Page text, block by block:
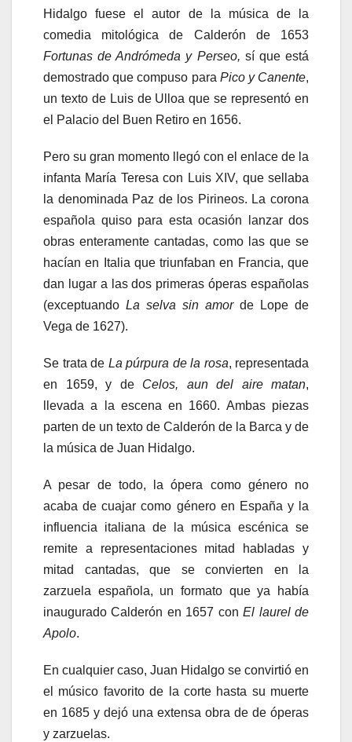
Hidalgo fuese el autor de la música de la
comedia mitológica de Calderón de 1653
Fortunas de Andrómeda y Perseo, sí que está
demostrado que compuso para Pico y Canente,
un texto de Luis de Ulloa que se representó en
el Palacio del Buen Retiro en 1656.
Pero su gran momento llegó con el enlace de la
infanta María Teresa con Luis XIV, que sellaba
la denominada Paz de los Pirineos. La corona
española quiso para esta ocasión lanzar dos
obras enteramente cantadas, como las que se
hacían en Italia que triunfaban en Francia, que
dan lugar a las dos primeras óperas españolas
(exceptuando La selva sin amorde Lope de
Vega de 1627).
Se trata de La púrpura de la rosa, representada
en 1659, y de Celos, aun del aire matan,
llevada a la escena en 1660. Ambas piezas
parten de un texto de Calderón de la Barca y de
la música de Juan Hidalgo.
A pesar de todo, la ópera como género no
acaba de cuajar como género en España y la
influencia italiana de la música escénica se
remite a representaciones mitad habladas y
mitad cantadas, que se convierten en la
zarzuela española, un formato que ya había
inaugurado Calderón en 1657 conEl laurel de
Apolo.
En cualquier caso, Juan Hidalgo se convirtió en
el músico favorito de la corte hasta su muerte
en 1685 y dejó una extensa obra de de óperas
y zarzuelas.